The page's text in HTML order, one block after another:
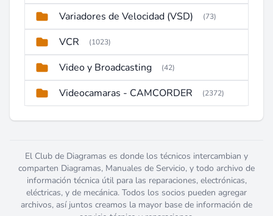
Variadores de Velocidad (VSD) (73)
VCR (1023)
Video y Broadcasting (42)
Videocamaras - CAMCORDER (2372)
El Club de Diagramas es donde los técnicos intercambian y
comparten Diagramas, Manuales de Servicio, y todo archivo de
información técnica útil para las reparaciones, electrónicas,
eléctricas, y de mecánica. Todos los socios pueden agregar
archivos, así juntos creamos la mayor base de información de